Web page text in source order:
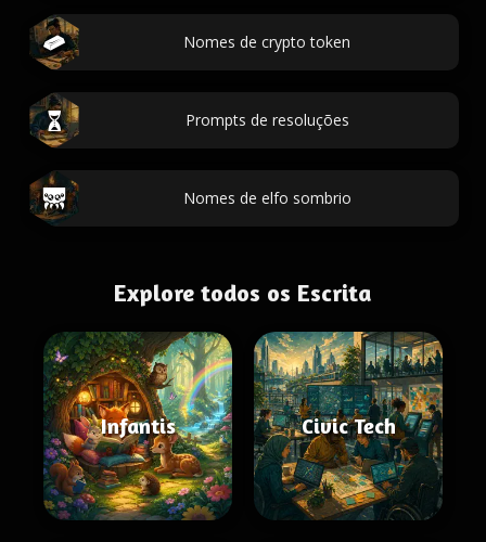
Nomes de crypto token
Prompts de resoluções
Nomes de elfo sombrio
Explore todos os Escrita
Infantis Civic Tech